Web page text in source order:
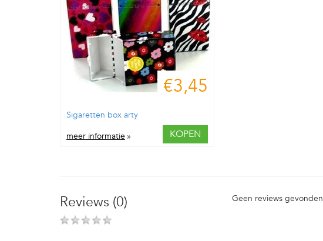
€3,45
Sigaretten box arty
meer informatie » KOPEN
Reviews (0) Geen reviews gevonden